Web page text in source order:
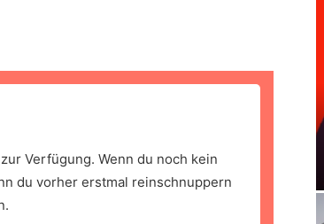
Verfügung. Wenn du noch kein
du vorher erstmal reinschnuppern